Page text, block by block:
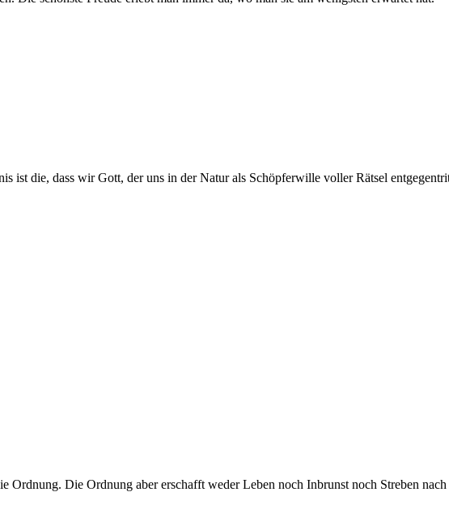
ist die, dass wir Gott, der uns in der Natur als Schöpferwille voller Rätsel
Ordnung. Die Ordnung aber erschafft weder Leben noch Inbrunst noch Streben nach